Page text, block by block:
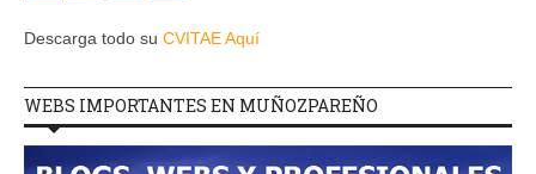
Descarga todo su CVITAE Aquí
WEBS IMPORTANTES EN MUÑOZPAREÑO